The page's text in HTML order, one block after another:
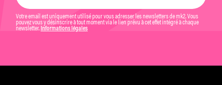
Votre email est uniquement utilisé pour vous adresser les newsletters de mk2. Vous
pouvez vous y désinscrire à tout moment via le lien prévu à cet effet intégré à chaque
newsletter. Informations légales